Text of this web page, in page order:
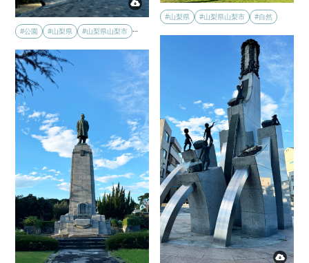
#山梨県 #山梨県山梨市
#自然
#公園
#山梨県 #山梨県山梨市